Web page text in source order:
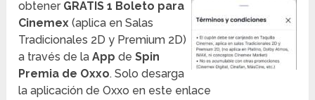
obtener GRATIS 1 Boleto para
Cinemex (aplica en Salas
Tradicionales 2D y Premium 2D)
a través de laApp deSpin
Premia de Oxxo. Solo desarga
la aplicación de Oxxo en este enlace